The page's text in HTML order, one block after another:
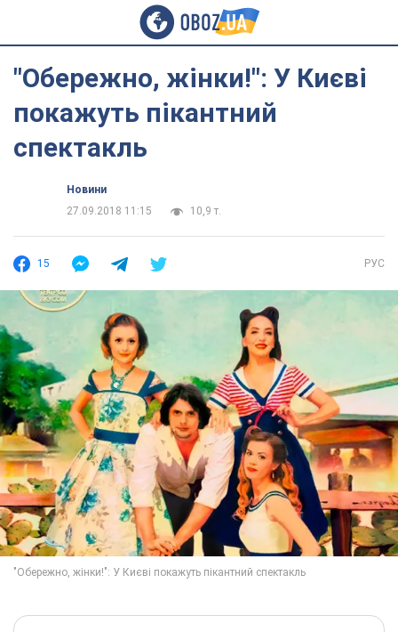
"Обережно, жінки!": У Києві
покажуть пікантний
спектакль
Новини
27.09.2018 11:15
10,9 т.
15 РУС